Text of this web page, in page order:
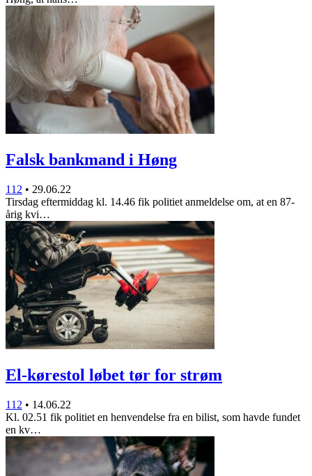
Falsk bankmand i Høng
112 • 29.06.22
Tirsdag eftermiddag kl. 14.46 fik politiet anmeldelse om, at en 87-
årig kvi…
El-kørestol løbet tør for strøm
112 • 14.06.22
Kl. 02.51 fik politiet en henvendelse fra en bilist, som havde fundet
en kv…